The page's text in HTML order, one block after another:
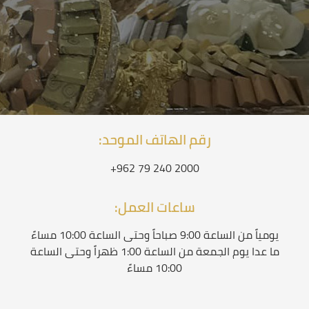
رقم الهاتف الموحد:
+962 79 240 2000
ساعات العمل:
يومياً من الساعة 9:00 صباحاً وحتى الساعة 10:00 مساءً
ما عدا يوم الجمعة من الساعة 1:00 ظهراً وحتى الساعة
10:00 مساءً